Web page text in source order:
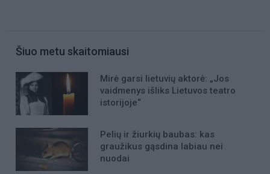
Šiuo metu skaitomiausi
Mirė garsi lietuvių aktorė: „Jos
vaidmenys išliks Lietuvos teatro
istorijoje“
Pelių ir žiurkių baubas: kas
graužikus gąsdina labiau nei
nuodai